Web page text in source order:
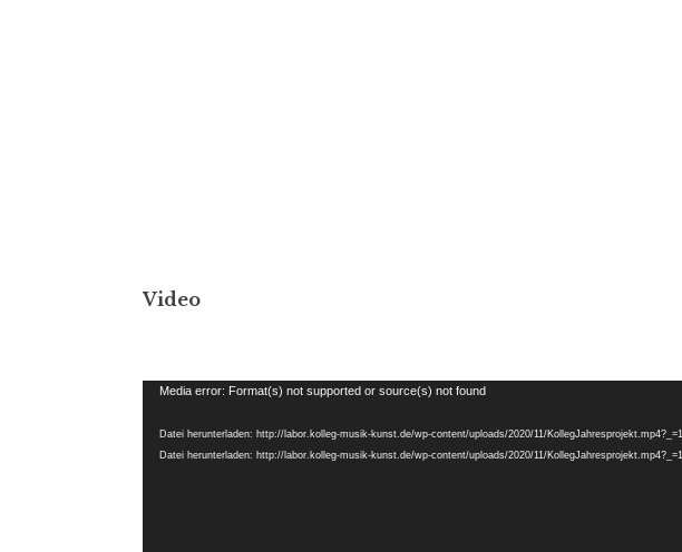
Video
Video-
Media error: Format(s) not supported or source(s) not found
Datei herunterladen: http://labor.kolleg-musik-kunst.de/wp-content/uploads/2020/11/KollegJahresprojekt.mp4?_=1
Datei herunterladen: http://labor.kolleg-musik-kunst.de/wp-content/uploads/2020/11/KollegJahresprojekt.mp4?_=1